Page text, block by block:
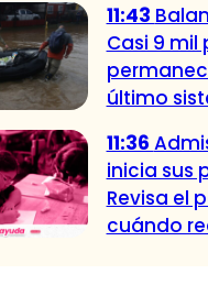
11:43
Casi 9 mil
último
11:36
inicia sus
Revisa el
cuándo